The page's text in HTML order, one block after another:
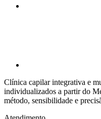
Clínica capilar integrativa e
individualizados a partir do
método, sensibilidade e